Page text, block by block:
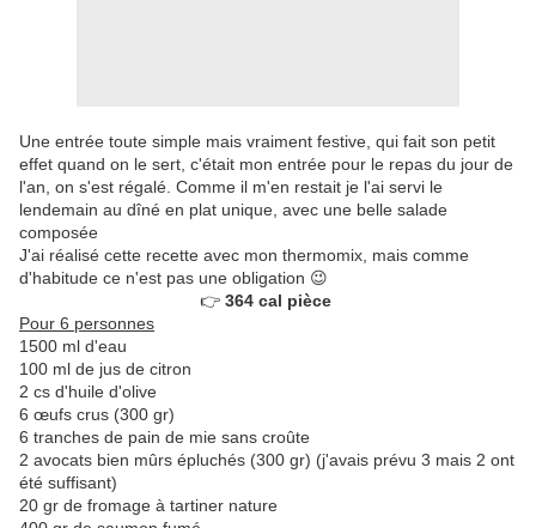
Une entrée toute simple mais vraiment festive, qui fait son petit
effet quand on le sert, c'était mon entrée pour le repas du jour de
l'an, on s'est régalé. Comme il m'en restait je l'ai servi le
lendemain au dîné en plat unique, avec une belle salade
composée
J'ai réalisé cette recette avec mon thermomix, mais comme
d'habitude ce n'est pas une obligation 😉
👉 364 cal pièce
Pour 6 personnes
1500 ml d'eau
100 ml de jus de citron
2 cs d'huile d'olive
6 œufs crus (300 gr)
6 tranches de pain de mie sans croûte
2 avocats bien mûrs épluchés (300 gr) (j'avais prévu 3 mais 2 ont
été suffisant)
20 gr de fromage à tartiner nature